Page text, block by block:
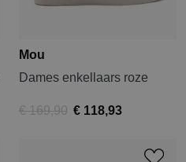
Mou
Dames enkellaars roze
€ 169,90 € 118,93